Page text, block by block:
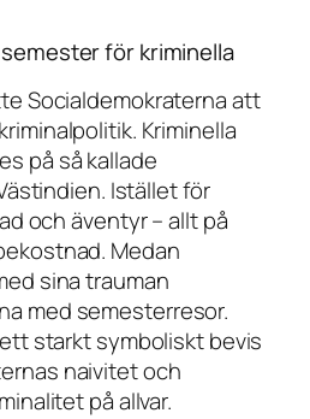
för kriminella
Socialdemokraterna att
Kriminella
på så kallade
Istället för
och äventyr – allt på
Medan
sina trauman
med semesterresor.
starkt symboliskt bevis
naivitet och
på allvar.